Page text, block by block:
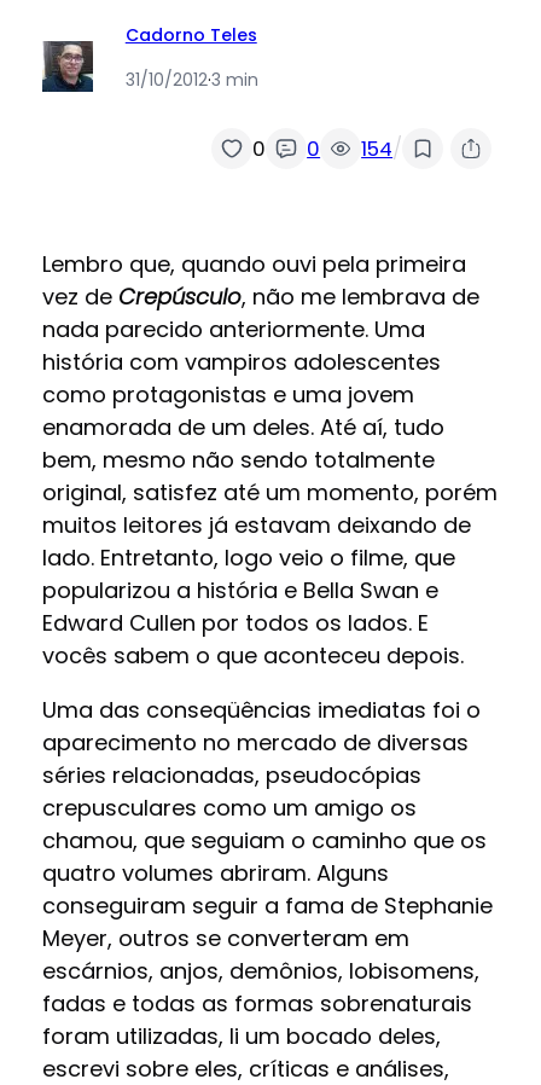
Cadorno Teles
31/10/2012·3 min
0 0 154/
Lembro que, quando ouvi pela primeira
vez de Crepúsculo, não me lembrava de
nada parecido anteriormente. Uma
história com vampiros adolescentes
como protagonistas e uma jovem
enamorada de um deles. Até aí, tudo
bem, mesmo não sendo totalmente
original, satisfez até um momento, porém
muitos leitores já estavam deixando de
lado. Entretanto, logo veio o filme, que
popularizou a história e Bella Swan e
Edward Cullen por todos os lados. E
vocês sabem o que aconteceu depois.
Uma das conseqüências imediatas foi o
aparecimento no mercado de diversas
séries relacionadas, pseudocópias
crepusculares como um amigo os
chamou, que seguiam o caminho que os
quatro volumes abriram. Alguns
conseguiram seguir a fama de Stephanie
Meyer, outros se converteram em
escárnios, anjos, demônios, lobisomens,
fadas e todas as formas sobrenaturais
foram utilizadas, li um bocado deles,
escrevi sobre eles, críticas e análises,